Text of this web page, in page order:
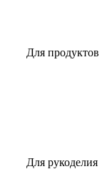
Для продуктов
Для рукоделия